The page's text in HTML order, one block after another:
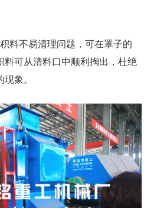
料不易清理问题，可在罩子的
料可从清料口中顺利掏出，杜绝
象。